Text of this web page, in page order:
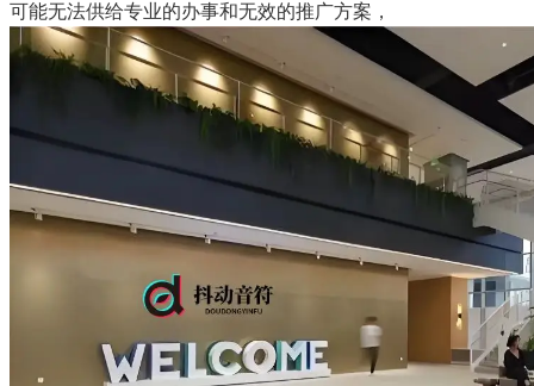
可能无法供给专业的办事和无效的推广方案，